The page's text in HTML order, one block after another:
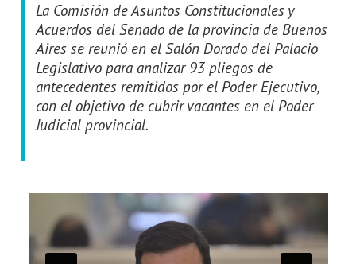
VISITAS GUIADAS
CONTACTO
La Comisión de Asuntos Constitucionales y
Acuerdos del Senado de la provincia de Buenos
Aires se reunió en el Salón Dorado del Palacio
Legislativo para analizar 93 pliegos de
antecedentes remitidos por el Poder Ejecutivo,
con el objetivo de cubrir vacantes en el Poder
Judicial provincial.